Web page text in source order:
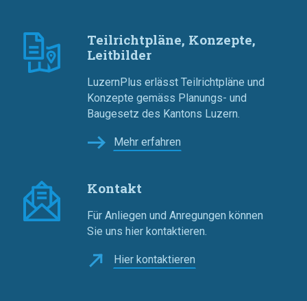
Teilrichtpläne, Konzepte,
Leitbilder
LuzernPlus erlässt Teilrichtpläne und
Konzepte gemäss Planungs- und
Baugesetz des Kantons Luzern.
Mehr erfahren
Kontakt
Für Anliegen und Anregungen können
Sie uns hier kontaktieren.
Hier kontaktieren